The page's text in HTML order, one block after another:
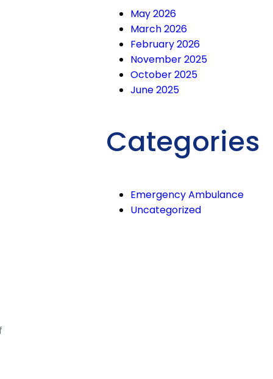
May 2026
March 2026
February 2026
November 2025
October 2025
June 2025
Categories
Emergency Ambulance
Uncategorized